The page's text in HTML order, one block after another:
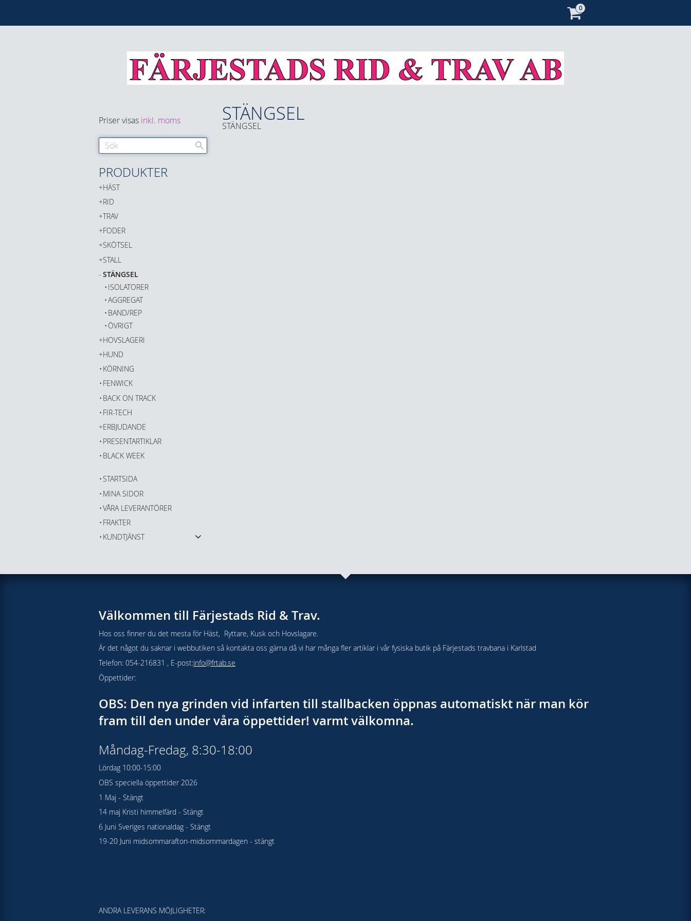
STÄNGSEL
STÄNGSEL
Priser visas inkl. moms
PRODUKTER
HÄST
RID
TRAV
FODER
SKÖTSEL
STALL
STÄNGSEL
ISOLATORER
AGGREGAT
BAND/REP
ÖVRIGT
HOVSLAGERI
HUND
KÖRNING
FENWICK
BACK ON TRACK
FIR-TECH
ERBJUDANDE
PRESENTARTIKLAR
BLACK WEEK
STARTSIDA
MINA SIDOR
VÅRA LEVERANTÖRER
FRAKTER
KUNDTJÄNST
Välkommen till Färjestads Rid & Trav.
Hos oss finner du det mesta för Häst, Ryttare, Kusk och Hovslagare.
Är det något du saknar i webbutiken så kontakta oss gärna då vi har många fler artiklar i vår fysiska butik på Färjestads travbana i Karlstad
Telefon: 054-216831 , E-post:info@frtab.se
Öppettider:
OBS: Den nya grinden vid infarten till stallbacken öppnas automatiskt när man kör
fram till den under våra öppettider! varmt välkomna.
Måndag-Fredag, 8:30-18:00
Lördag 10:00-15:00
OBS speciella öppettider 2026
1 Maj - Stängt
14 maj Kristi himmelfärd - Stängt
6 Juni Sveriges nationaldag - Stängt
19-20 Juni midsommarafton-midsommardagen - stängt
ANDRA LEVERANS MÖJLIGHETER: